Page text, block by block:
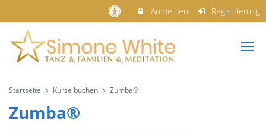
Anmelden Registrierung
Startseite Kurse buchen Zumba®
Zumba®